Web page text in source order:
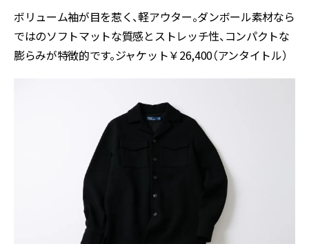
ボリューム袖が目を惹く、軽アウター。ダンボール素材なら
ではのソフトマットな質感とストレッチ性、コンパクトな
膨らみが特徴的です。ジャケット￥26,400（アンタイトル）